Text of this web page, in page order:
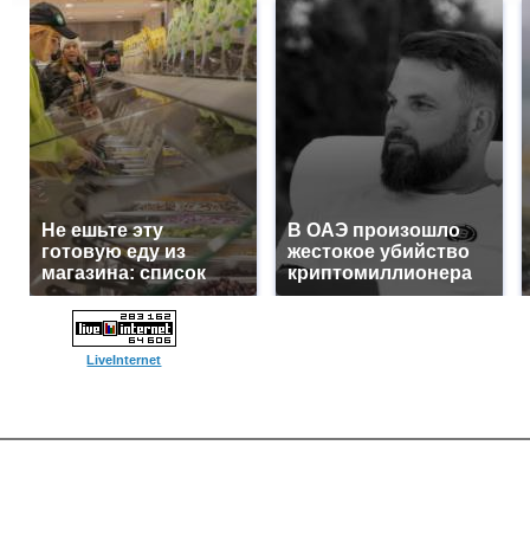
Не ешьте эту
готовую еду из
магазина: список
В ОАЭ произошло
жестокое убийство
криптомиллионера
LiveInternet